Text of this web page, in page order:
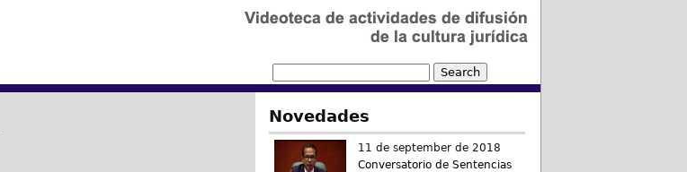
Novedades
11 de september de 2018
Conversatorio de Sentencias